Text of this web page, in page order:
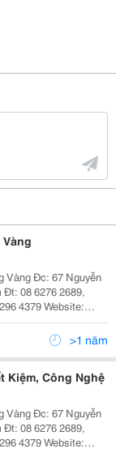
Nguyễn
Website:
>1 năm
Kiệm, Công Nghệ
Nguyễn
Website: